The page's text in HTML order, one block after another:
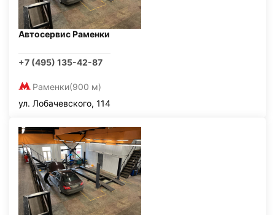
Автосервис Раменки
+7 (495) 135-42-87
Раменки(900 м)
ул. Лобачевского, 114